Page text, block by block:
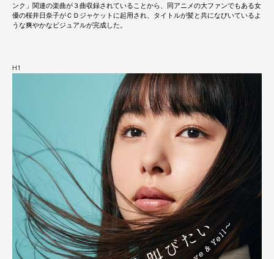
ンク」関連の楽曲が３曲収録されていることから、同アニメの大ファンでもある女
優の桜井日奈子がＣＤジャケットに起用され、タイトルが髪と共になびいているよ
うな爽やかなビジュアルが完成した。
H1